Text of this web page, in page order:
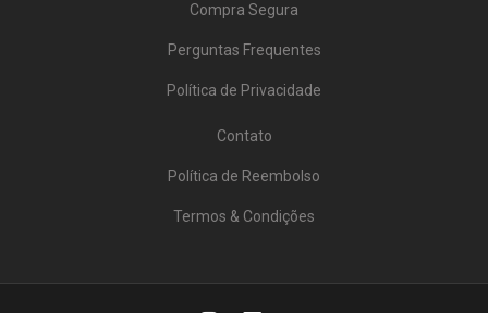
Compra Segura
Perguntas Frequentes
Política de Privacidade
Contato
Política de Reembolso
Termos & Condições